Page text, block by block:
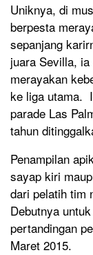
Uniknya, di
berpesta
sepanjang
juara Sevilla,
merayakan
ke liga utama.
parade Las
tahun
Penampilan
sayap kiri
dari pelatih tim
Debutnya
pertandingan
Maret 2015.